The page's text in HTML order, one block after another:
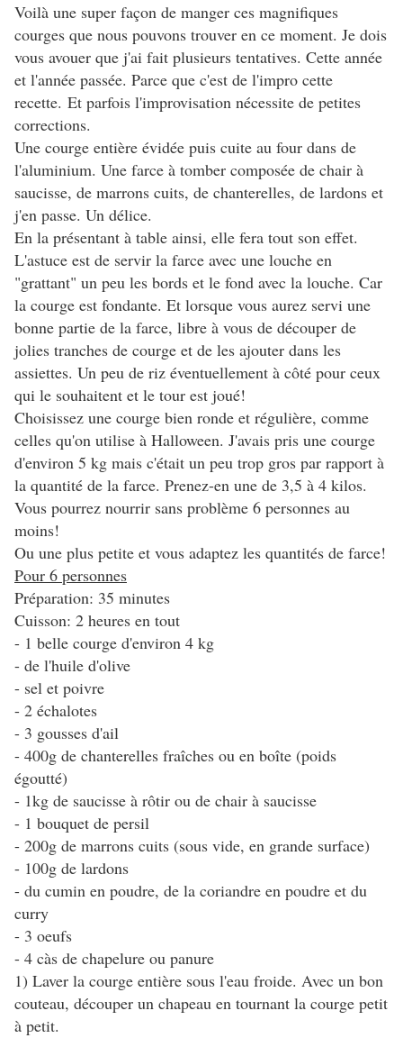
Voilà une super façon de manger ces magnifiques
courges que nous pouvons trouver en ce moment. Je dois
vous avouer que j'ai fait plusieurs tentatives. Cette année
et l'année passée. Parce que c'est de l'impro cette
recette. Et parfois l'improvisation nécessite de petites
corrections.
Une courge entière évidée puis cuite au four dans de
l'aluminium. Une farce à tomber composée de chair à
saucisse, de marrons cuits, de chanterelles, de lardons et
j'en passe. Un délice.
En la présentant à table ainsi, elle fera tout son effet.
L'astuce est de servir la farce avec une louche en
"grattant" un peu les bords et le fond avec la louche. Car
la courge est fondante. Et lorsque vous aurez servi une
bonne partie de la farce, libre à vous de découper de
jolies tranches de courge et de les ajouter dans les
assiettes. Un peu de riz éventuellement à côté pour ceux
qui le souhaitent et le tour est joué!
Choisissez une courge bien ronde et régulière, comme
celles qu'on utilise à Halloween. J'avais pris une courge
d'environ 5 kg mais c'était un peu trop gros par rapport à
la quantité de la farce. Prenez-en une de 3,5 à 4 kilos.
Vous pourrez nourrir sans problème 6 personnes au
moins!
Ou une plus petite et vous adaptez les quantités de farce!
Pour 6 personnes
Préparation: 35 minutes
Cuisson: 2 heures en tout
- 1 belle courge d'environ 4 kg
- de l'huile d'olive
- sel et poivre
- 2 échalotes
- 3 gousses d'ail
- 400g de chanterelles fraîches ou en boîte (poids
égoutté)
- 1kg de saucisse à rôtir ou de chair à saucisse
- 1 bouquet de persil
- 200g de marrons cuits (sous vide, en grande surface)
- 100g de lardons
- du cumin en poudre, de la coriandre en poudre et du
curry
- 3 oeufs
- 4 càs de chapelure ou panure
1) Laver la courge entière sous l'eau froide. Avec un bon
couteau, découper un chapeau en tournant la courge petit
à petit.